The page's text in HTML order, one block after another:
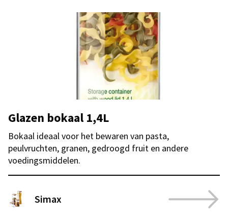
Glazen bokaal 1,4L
Bokaal ideaal voor het bewaren van pasta,
peulvruchten, granen, gedroogd fruit en andere
voedingsmiddelen.
Simax